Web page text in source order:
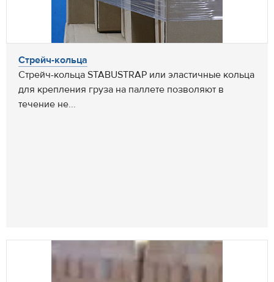
Стрейч-кольца
Стрейч-кольца STABUSTRAP или эластичные кольца
для крепления груза на паллете позволяют в
течение не...